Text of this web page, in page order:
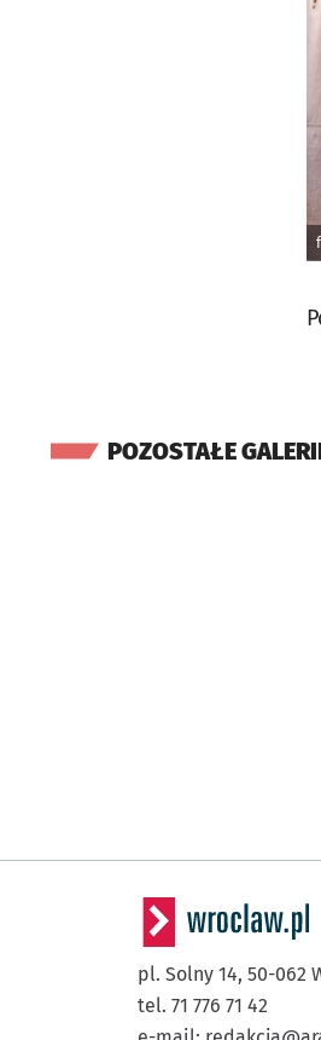
POZOSTAŁE
pl. Solny 14, 50-062
tel. 71 776 71 42